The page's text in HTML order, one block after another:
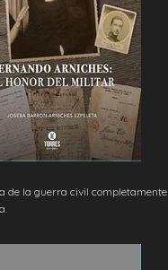
de la guerra civil completamente